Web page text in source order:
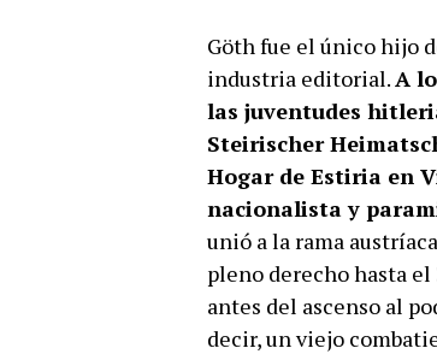
Göth fue el único hijo
industria editorial.A
las juventudes
Steirischer
Hogar de Estiria en
nacionalista y
unió a la rama
pleno derecho hasta el
antes del ascenso al
decir, un viejo